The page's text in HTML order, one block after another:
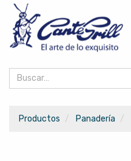
Productos Panadería